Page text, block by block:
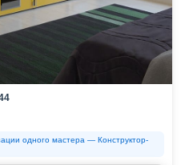
одного мастера — Конструктор-